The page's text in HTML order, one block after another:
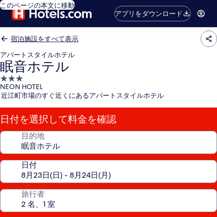
このページの本文に移動
アプリをダウンロード
宿泊施設をすべて表示
アパートスタイルホテル
眠音ホテル
3.0
つ
星
宿
泊
施
NEON HOTEL
近江町市場のすぐ近くにあるアパートスタイルホテル
日付を選択して料金を確認
目的地
日付
旅行者